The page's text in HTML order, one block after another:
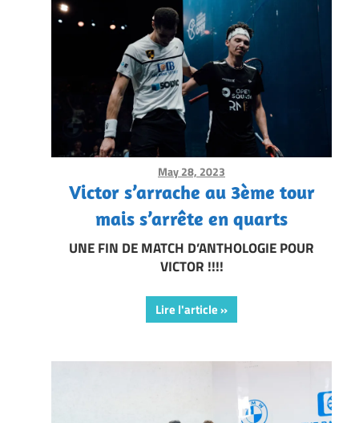
May 28, 2023
Victor s’arrache au 3ème tour
mais s’arrête en quarts
UNE FIN DE MATCH D’ANTHOLOGIE POUR
VICTOR !!!!
Lire l'article